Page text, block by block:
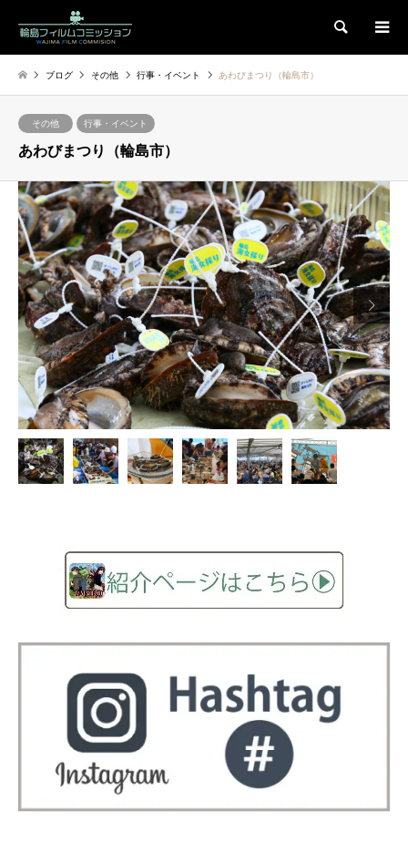
検索
ブログ その他 行事・イベント あわびまつり（輪島市）
その他 行事・イベント
あわびまつり（輪島市）
